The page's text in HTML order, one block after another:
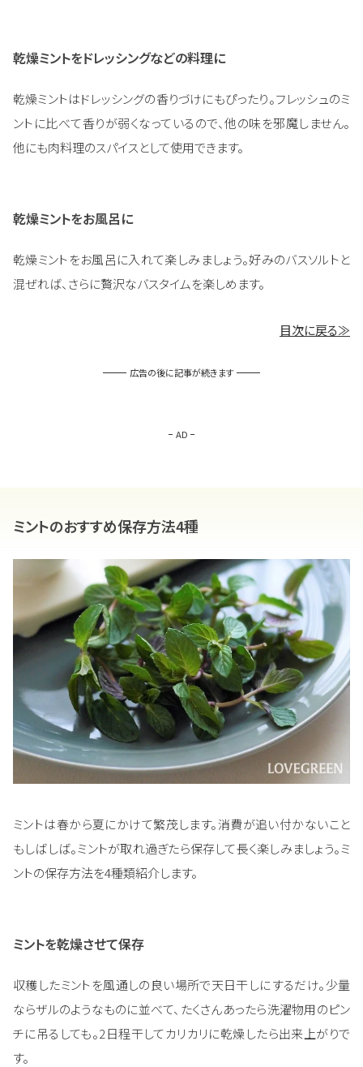
乾燥ミントをドレッシングなどの料理に
乾燥ミントはドレッシングの香りづけにもぴったり。フレッシュのミ
ントに比べて香りが弱くなっているので、他の味を邪魔しません。
他にも肉料理のスパイスとして使用できます。
乾燥ミントをお風呂に
乾燥ミントをお風呂に入れて楽しみましょう。好みのバスソルトと
混ぜれば、さらに贅沢なバスタイムを楽しめます。
目次に戻る≫
広告の後に記事が続きます
AD
ミントのおすすめ保存方法4種
ミントは春から夏にかけて繁茂します。消費が追い付かないこと
もしばしば。ミントが取れ過ぎたら保存して長く楽しみましょう。ミ
ントの保存方法を4種類紹介します。
ミントを乾燥させて保存
収穫したミントを風通しの良い場所で天日干しにするだけ。少量
ならザルのようなものに並べて、たくさんあったら洗濯物用のピン
チに吊るしても。2日程干してカリカリに乾燥したら出来上がりで
す。